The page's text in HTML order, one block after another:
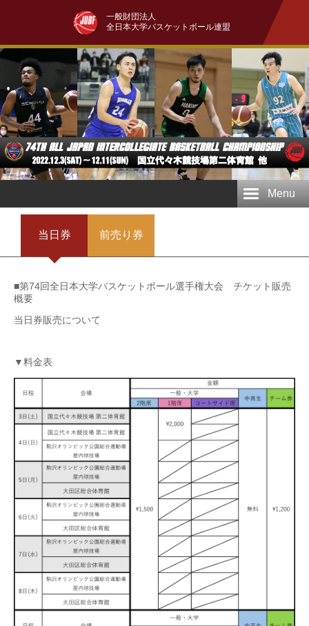
一般財団法人
全日本大学バスケットボール連盟
Menu
当日券 前売り券
■第74回全日本大学バスケットボール選手権大会 チケット販売
概要
当日券販売について
▼料金表